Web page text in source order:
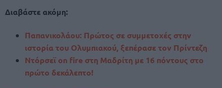
Διαβάστε ακόμη:
Παπανικολάου: Πρώτος σε συμμετοχές στην
ιστορία του Ολυμπιακού, ξεπέρασε τον Πρίντεζη
Ντόρσεϊ on fire στη Μαδρίτη με 16 πόντους στο
πρώτο δεκάλεπτο!